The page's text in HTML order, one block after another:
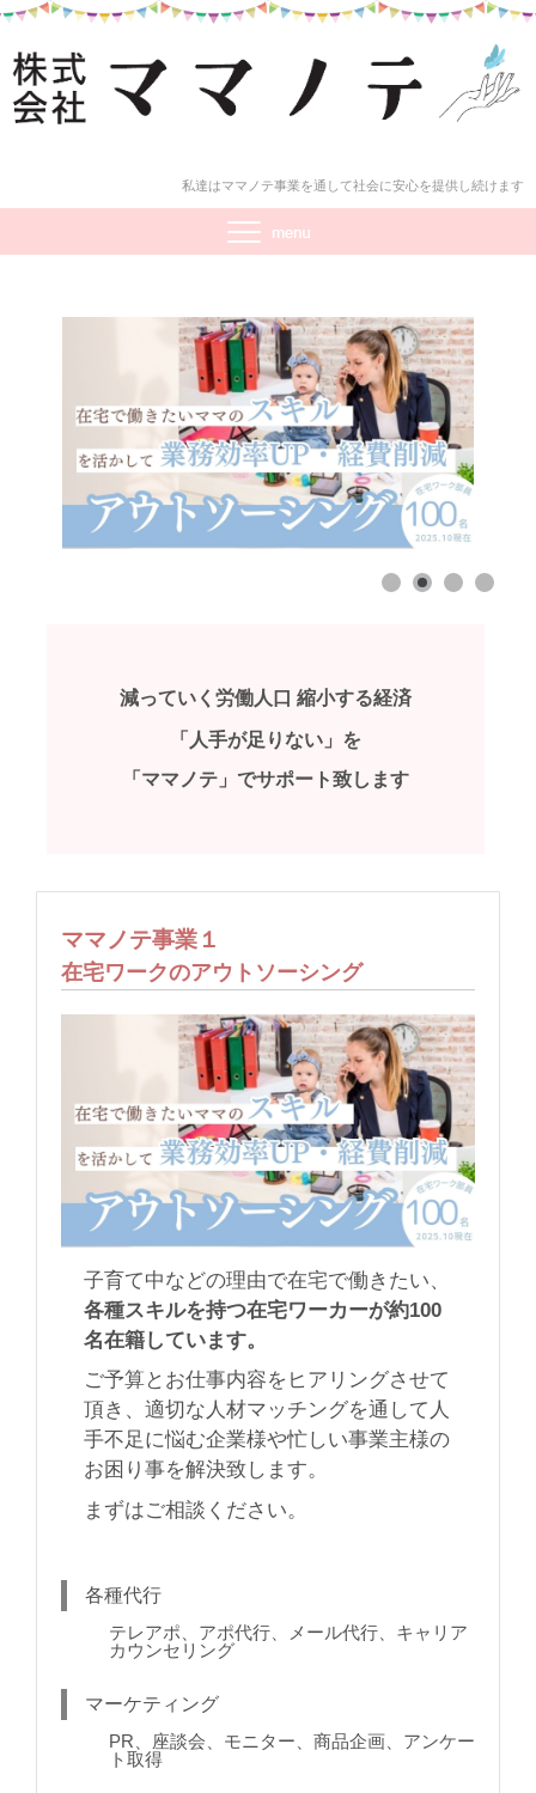
私達はママノテ事業を通して社会に安心を提供し続けます
減っていく労働人口 縮小する経済
「人手が足りない」を
「ママノテ」でサポート致します
ママノテ事業１
在宅ワークのアウトソーシング
子育て中などの理由で在宅で働きたい、
各種スキルを持つ在宅ワーカーが約100
名在籍しています。
ご予算とお仕事内容をヒアリングさせて
頂き、適切な人材マッチングを通して人
手不足に悩む企業様や忙しい事業主様の
お困り事を解決致します。
まずはご相談ください。
各種代行
テレアポ、アポ代行、メール代行、キャリア
カウンセリング
マーケティング
PR、座談会、モニター、商品企画、アンケー
ト取得